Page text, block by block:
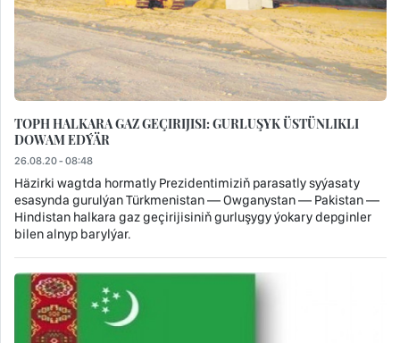
TOPH HALKARA GAZ GEÇIRIJISI: GURLUŞYK ÜSTÜNLIKLI
DOWAM EDÝÄR
26.08.20 - 08:48
Häzirki wagtda hormatly Prezidentimiziň parasatly syýasaty
esasynda gurulýan Türkmenistan — Owganystan — Pakistan —
Hindistan halkara gaz geçirijisiniň gurluşygy ýokary depginler
bilen alnyp barylýar.